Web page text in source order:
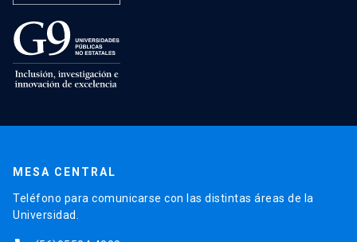
MESA CENTRAL
Teléfono para comunicarse con las distintas áreas de la
Universidad.